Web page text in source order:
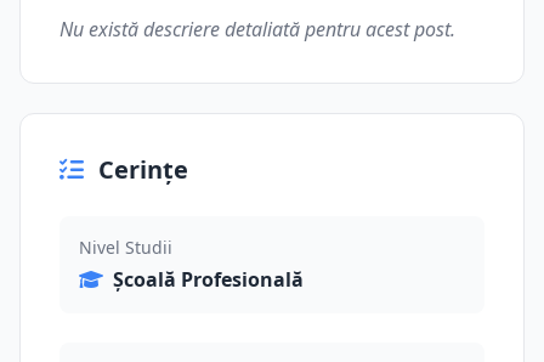
Nu există descriere detaliată pentru acest post.
Cerințe
Nivel Studii
Școală Profesională